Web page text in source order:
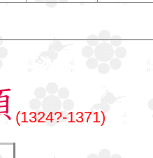
(1324?-1371)